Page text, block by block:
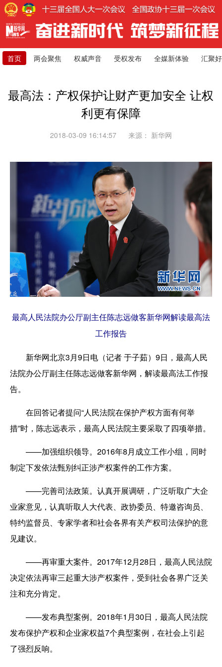
首页 两会聚焦 权威声音 受权发布 全媒新体验 汇聚
最高法：产权保护让财产更加安全 让权
利更有保障
2018-03-09 16:14:57 来源： 新华网
最高人民法院办公厅副主任陈志远做客新华网解读最高法
工作报告
新华网北京3月9日电（记者 于子茹）9日，最高人民
法院办公厅副主任陈志远做客新华网，解读最高法工作报
告。
在回答记者提问“人民法院在保护产权方面有何举
措”时，陈志远表示，最高人民法院主要采取了四项举措。
——加强组织领导。2016年8月成立工作小组，同时
制定下发依法甄别纠正涉产权案件的工作方案。
——完善司法政策。认真开展调研，广泛听取广大企
业家意见，认真听取人大代表、政协委员、特邀咨询员、
特约监督员、专家学者和社会各界有关产权司法保护的意
见建议。
——再审重大案件。2017年12月28日，最高人民法院
决定依法再审三起重大涉产权案件，受到社会各界广泛关
注和充分肯定。
——发布典型案例。2018年1月30日，最高人民法院
发布保护产权和企业家权益7个典型案例，在社会上引起
了强烈反响。